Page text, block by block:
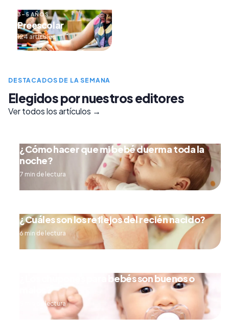
3–5 AÑOS
Preescolar
124 artículos
DESTACADOS DE LA SEMANA
Elegidos por nuestros editores
Ver todos los artículos →
¿Cómo hacer que mi bebé duerma toda la
noche?
7 min de lectura
¿Cuáles son los reflejos del recién nacido?
6 min de lectura
¿Los chupones para bebés son buenos o
malos?
5 min de lectura